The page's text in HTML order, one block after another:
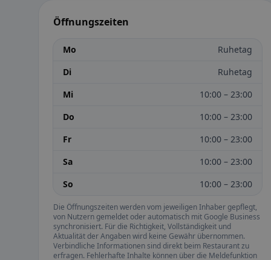
Öffnungszeiten
Mo
Ruhetag
Di
Ruhetag
Mi
10:00 – 23:00
Do
10:00 – 23:00
Fr
10:00 – 23:00
Sa
10:00 – 23:00
So
10:00 – 23:00
Die Öffnungszeiten werden vom jeweiligen Inhaber gepflegt,
von Nutzern gemeldet oder automatisch mit Google Business
synchronisiert. Für die Richtigkeit, Vollständigkeit und
Aktualität der Angaben wird keine Gewähr übernommen.
Verbindliche Informationen sind direkt beim Restaurant zu
erfragen. Fehlerhafte Inhalte können über die Meldefunktion